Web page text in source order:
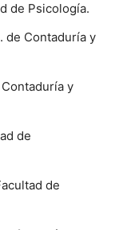
de Psicología.
de Contaduría y
y
de
de